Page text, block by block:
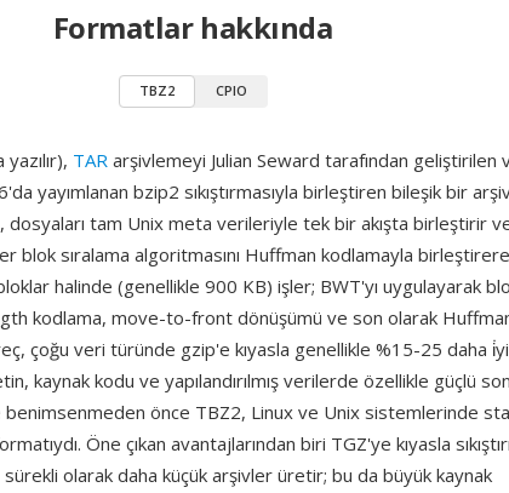
Formatlar hakkında
TBZ2 CPIO
TAR arşivlemeyi Julian Seward tarafından geliştirilen
yayımlanan bzip2 sıkıştırmasıyla birleştiren bileşik bir
dosyaları tam Unix meta verileriyle tek bir akışta birleştirir
blok sıralama algoritmasını Huffman kodlamayla
halinde (genellikle 900 KB) işler; BWT'yı uygulayarak
kodlama, move-to-front dönüşümü ve son olarak
çoğu veri türünde gzip'e kıyasla genellikle %15-25 daha i̇yi
kaynak kodu ve yapılandırılmış verilerde özellikle güçlü
benimsenmeden önce TBZ2, Linux ve Unix sistemlerinde
Öne çıkan avantajlarından biri TGZ'ye kıyasla
sürekli olarak daha küçük arşivler üretir; bu da büyük kaynak